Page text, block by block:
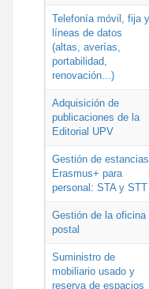
Telefonía móvil, fija y
líneas de datos
(altas, averías,
portabilidad,
renovación...)
Adquisición de
publicaciones de la
Editorial UPV
Gestión de estancias
Erasmus+ para
personal: STA y STT
Gestión de la oficina
postal
Suministro de
mobiliario usado y
reserva de espacios